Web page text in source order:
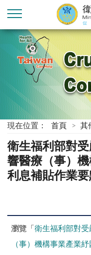
現在位置： 首頁 其
衛生福利部對
響醫療（事）
利息補貼作業
瀏覽「 衛生福利部對
（事）機構事業產業